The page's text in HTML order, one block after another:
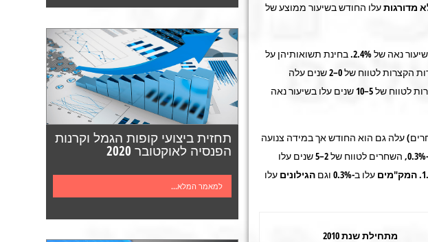
תחזית ביצועי קופות הגמל וקרנות
הפנסיה לאוקטובר 2020
למאמר המלא...
מדורגותעלו החודש בשיעור ממוצע של
נאה של2.4%. בחינת תשואותיהן על
שלהן מראה, שמדד האג"ח הצמודות הקצרות לטווח של 0–2 שנים עלה
ב-0.9%, האיגרות לטווח של 2-5 שנים עלו בשיעור של 1.9% ואיגרות לטווח של 5–10 שנים עלו בשיעור נאה
עלה גם הוא החודש אך במידה צנועה
, כאשר השחרים הקצרים לטווח של 0–2 שנים עלו ב-0.3%, השחרים לטווח של 2–5 שנים עלו
המק"מים עלו ב-0.3% וגם הגילונים עלו
מתחילת שנת 2010